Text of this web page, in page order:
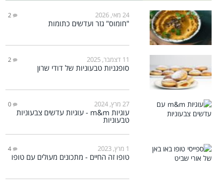
24 מאי, 2026 2
"חומוס" גזר ועדשים כתומות
11 דצמבר, 2025 2
סופגניות טבעוניות של דודי שרון
27 מרץ, 2024 0
עוגיות m&m - עוגיות עדשים צבעוניות
טבעוניות
1 מרץ, 2023 4
טופו זה החיים - מתכונים מעולים עם טופו